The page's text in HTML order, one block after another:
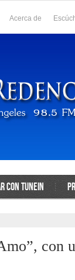
Acerca de
CON TUNEIN
con